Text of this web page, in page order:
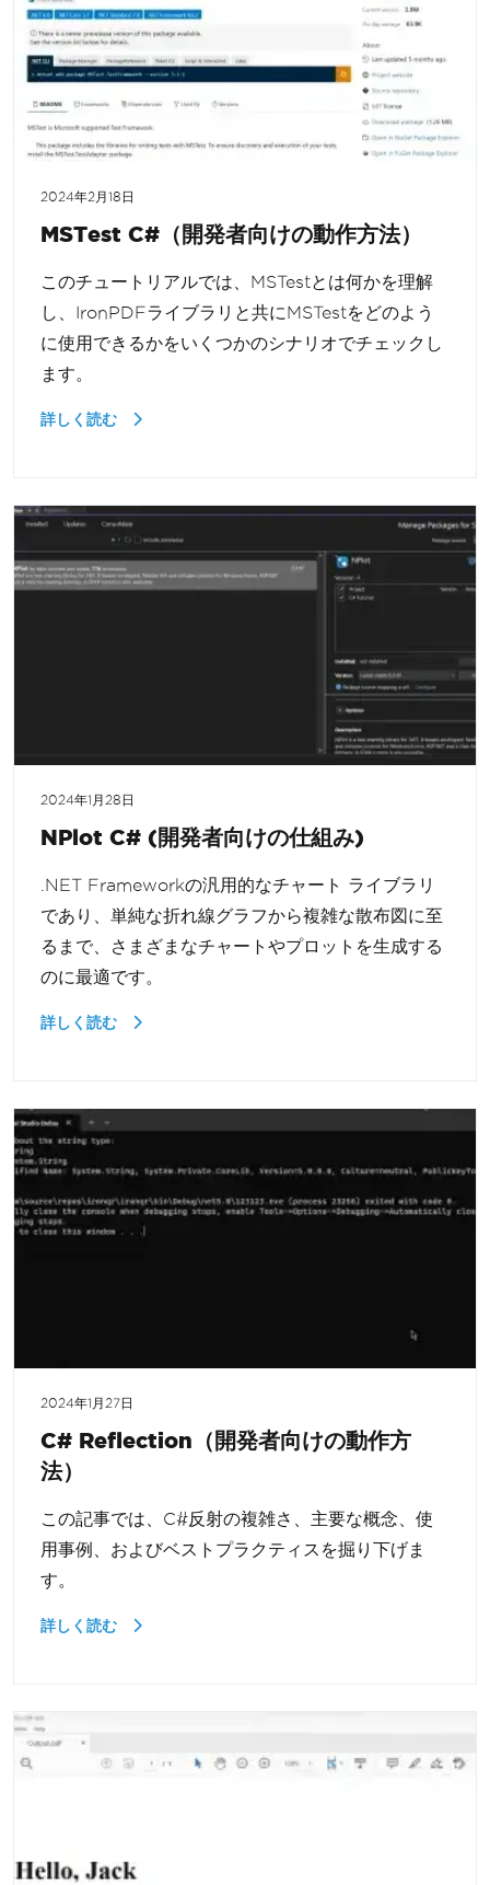
2024年2月18日
MSTest C#（開発者向けの動作方法）
このチュートリアルでは、MSTestとは何かを理解
し、IronPDFライブラリと共にMSTestをどのよう
に使用できるかをいくつかのシナリオでチェックし
ます。
詳しく読む
2024年1月28日
NPlot C# (開発者向けの仕組み)
.NET Frameworkの汎用的なチャート ライブラリ
であり、単純な折れ線グラフから複雑な散布図に至
るまで、さまざまなチャートやプロットを生成する
のに最適です。
詳しく読む
2024年1月27日
C# Reflection（開発者向けの動作方
法）
この記事では、C#反射の複雑さ、主要な概念、使
用事例、およびベストプラクティスを掘り下げま
す。
詳しく読む